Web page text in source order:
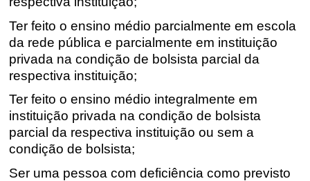
Ter feito o ensino médio parcialmente em escola
da rede pública e parcialmente em instituição
privada na condição de bolsista parcial da
respectiva instituição;
Ter feito o ensino médio integralmente em
instituição privada na condição de bolsista
parcial da respectiva instituição ou sem a
condição de bolsista;
Ser uma pessoa com deficiência como previsto